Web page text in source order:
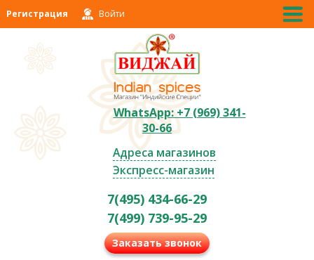
Регистрация Войти
WhatsApp: +7 (969) 341-
30-66
Адреса магазинов
Экспресс-магазин
7(495) 434-66-29
7(499) 739-95-29
Заказать звонок